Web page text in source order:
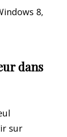
8,
dans
sur